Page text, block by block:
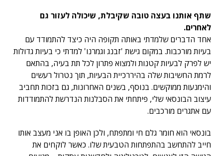
שתף אותנו בעצה טובה שקיבלת, שיכולה לעזור גם
לאחרים.
אחד הדברים שלמדתי באותה תקופה היה כיצד להתמודד עם
בעיות מורכבות. במקום גישת 'זבנג וגמרנו' למדתי כי בעיות גדולות
יש לפרק לבעיות קטנות ולמצוא פתרון לכל תת בעיה, בהתאם
לרמת החשיבות שלה בהיררכיית הבעיות, תוך נטרול רעשים
והימנעות ממוקשים. בנוסף, בשנים האחרונות, גם בזכות תחביב
עיצוב הבונסאי שלי, פיתחתי את הסבלנות הנדרשת להתמודדות
עם אתגרים מורכבים.
בונסאי הוא חומר גלם חי ומתפתח, ולכן האופן בו אני מעצב אותו
חייב להתחשב בהתפתחות הטבעית שלו. כאשר לוקחים את